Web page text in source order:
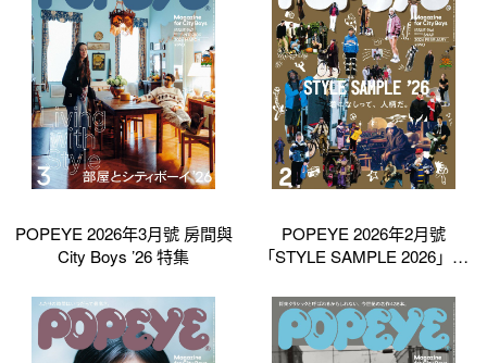
POPEYE 2026年3月號 房間與
City Boys ’26 特集
POPEYE 2026年2月號
「STYLE SAMPLE 2026」特